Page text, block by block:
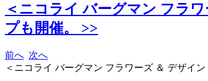
＜ニコライ バーグマン フラ
プも開催。 >>
前へ 次へ
＜ニコライ バーグマン フラワーズ ＆ デザイ